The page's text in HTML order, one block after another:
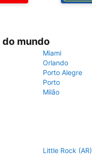
mundo
Miami
Orlando
Porto Alegre
Porto
Milão
Little Rock (AR)